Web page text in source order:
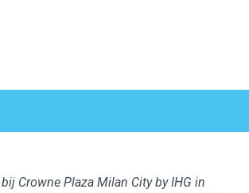
Crowne Plaza Milan City by IHG in